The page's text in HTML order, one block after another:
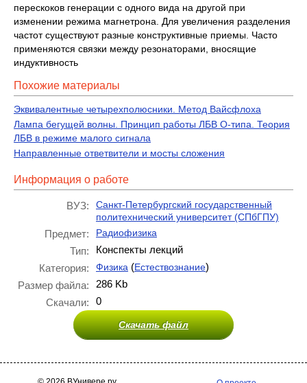
перескоков генерации с одного вида на другой при
изменении режима магнетрона. Для увеличения разделения
частот существуют разные конструктивные приемы. Часто
применяются связки между резонаторами, вносящие
индуктивность
Похожие материалы
Эквивалентные четырехполюсники. Метод Вайсфлоха
Лампа бегущей волны. Принцип работы ЛБВ О-типа. Теория
ЛБВ в режиме малого сигнала
Направленные ответвители и мосты сложения
Информация о работе
ВУЗ:
Санкт-Петербургский государственный
политехнический университет (СПбГПУ)
Предмет: Радиофизика
Тип:
Конспекты лекций
Категория:
Физика (Естествознание)
Размер файла:
286 Kb
Скачали:
0
Скачать файл